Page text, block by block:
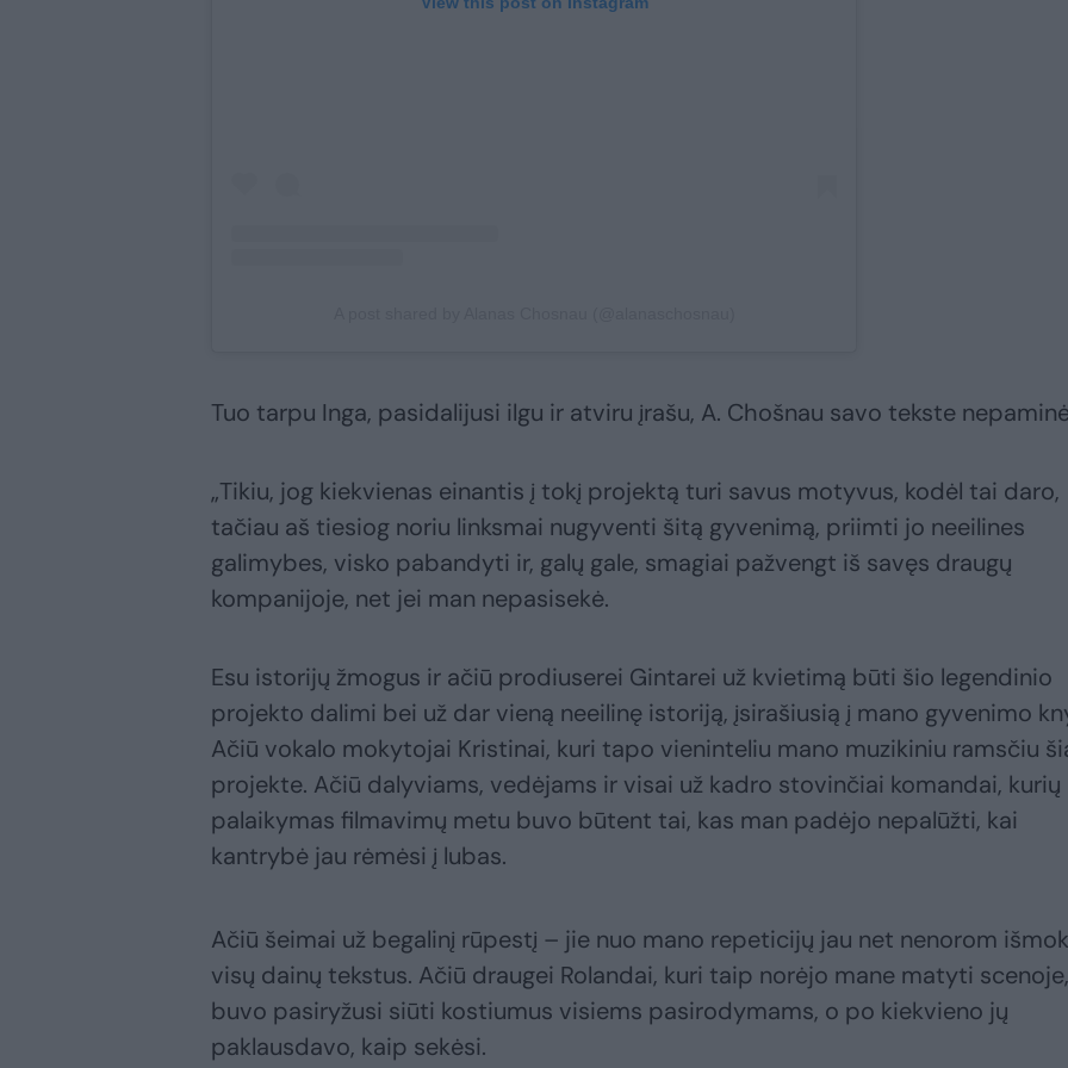
Tuo tarpu Inga, pasidalijusi ilgu ir atviru įrašu, A. Chošnau savo tekste
„Tikiu, jog kiekvienas einantis į tokį projektą turi savus motyvus, kodėl tai daro,
tačiau aš tiesiog noriu linksmai nugyventi šitą gyvenimą, priimti jo neeilines
galimybes, visko pabandyti ir, galų gale, smagiai pažvengt iš savęs draugų
kompanijoje, net jei man nepasisekė.
Esu istorijų žmogus ir ačiū prodiuserei Gintarei už kvietimą būti šio legendinio
projekto dalimi bei už dar vieną neeilinę istoriją, įsirašiusią į mano gyvenimo
Ačiū vokalo mokytojai Kristinai, kuri tapo vieninteliu mano muzikiniu ramsčiu
projekte. Ačiū dalyviams, vedėjams ir visai už kadro stovinčiai komandai, kurių
palaikymas filmavimų metu buvo būtent tai, kas man padėjo nepalūžti, kai
kantrybė jau rėmėsi į lubas.
Ačiū šeimai už begalinį rūpestį – jie nuo mano repeticijų jau net nenorom
visų dainų tekstus. Ačiū draugei Rolandai, kuri taip norėjo mane matyti
buvo pasiryžusi siūti kostiumus visiems pasirodymams, o po kiekvieno jų
paklausdavo, kaip sekėsi.